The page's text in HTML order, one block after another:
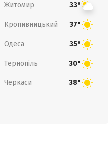
Житомир 33°
Кропивницький 37°
Одеса 35°
Тернопіль 30°
Черкаси 38°